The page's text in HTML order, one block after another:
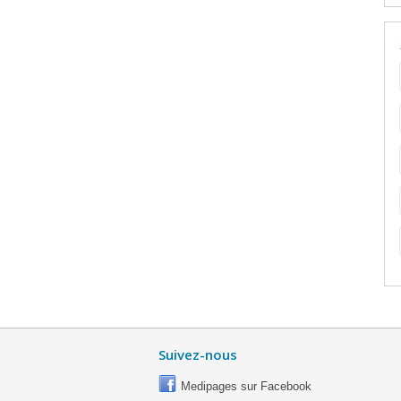
Suivez-nous
Medipages sur Facebook